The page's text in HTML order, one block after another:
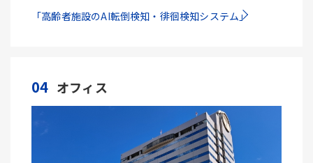
「高齢者施設のAI転倒検知・徘徊検知システム」
04 オフィス